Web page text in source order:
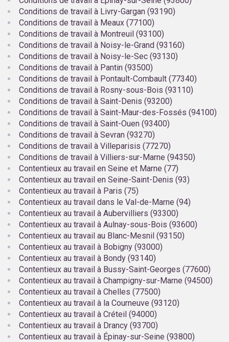
Conditions de travail à Livry-Gargan (93190)
Conditions de travail à Meaux (77100)
Conditions de travail à Montreuil (93100)
Conditions de travail à Noisy-le-Grand (93160)
Conditions de travail à Noisy-le-Sec (93130)
Conditions de travail à Pantin (93500)
Conditions de travail à Pontault-Combault (77340)
Conditions de travail à Rosny-sous-Bois (93110)
Conditions de travail à Saint-Denis (93200)
Conditions de travail à Saint-Maur-des-Fossés (94100)
Conditions de travail à Saint-Ouen (93400)
Conditions de travail à Sevran (93270)
Conditions de travail à Villeparisis (77270)
Conditions de travail à Villiers-sur-Marne (94350)
Contentieux au travail en Seine et Marne (77)
Contentieux au travail en Seine-Saint-Denis (93)
Contentieux au travail à Paris (75)
Contentieux au travail dans le Val-de-Marne (94)
Contentieux au travail à Aubervilliers (93300)
Contentieux au travail à Aulnay-sous-Bois (93600)
Contentieux au travail au Blanc-Mesnil (93150)
Contentieux au travail à Bobigny (93000)
Contentieux au travail à Bondy (93140)
Contentieux au travail à Bussy-Saint-Georges (77600)
Contentieux au travail à Champigny-sur-Marne (94500)
Contentieux au travail à Chelles (77500)
Contentieux au travail à la Courneuve (93120)
Contentieux au travail à Créteil (94000)
Contentieux au travail à Drancy (93700)
Contentieux au travail à Épinay-sur-Seine (93800)